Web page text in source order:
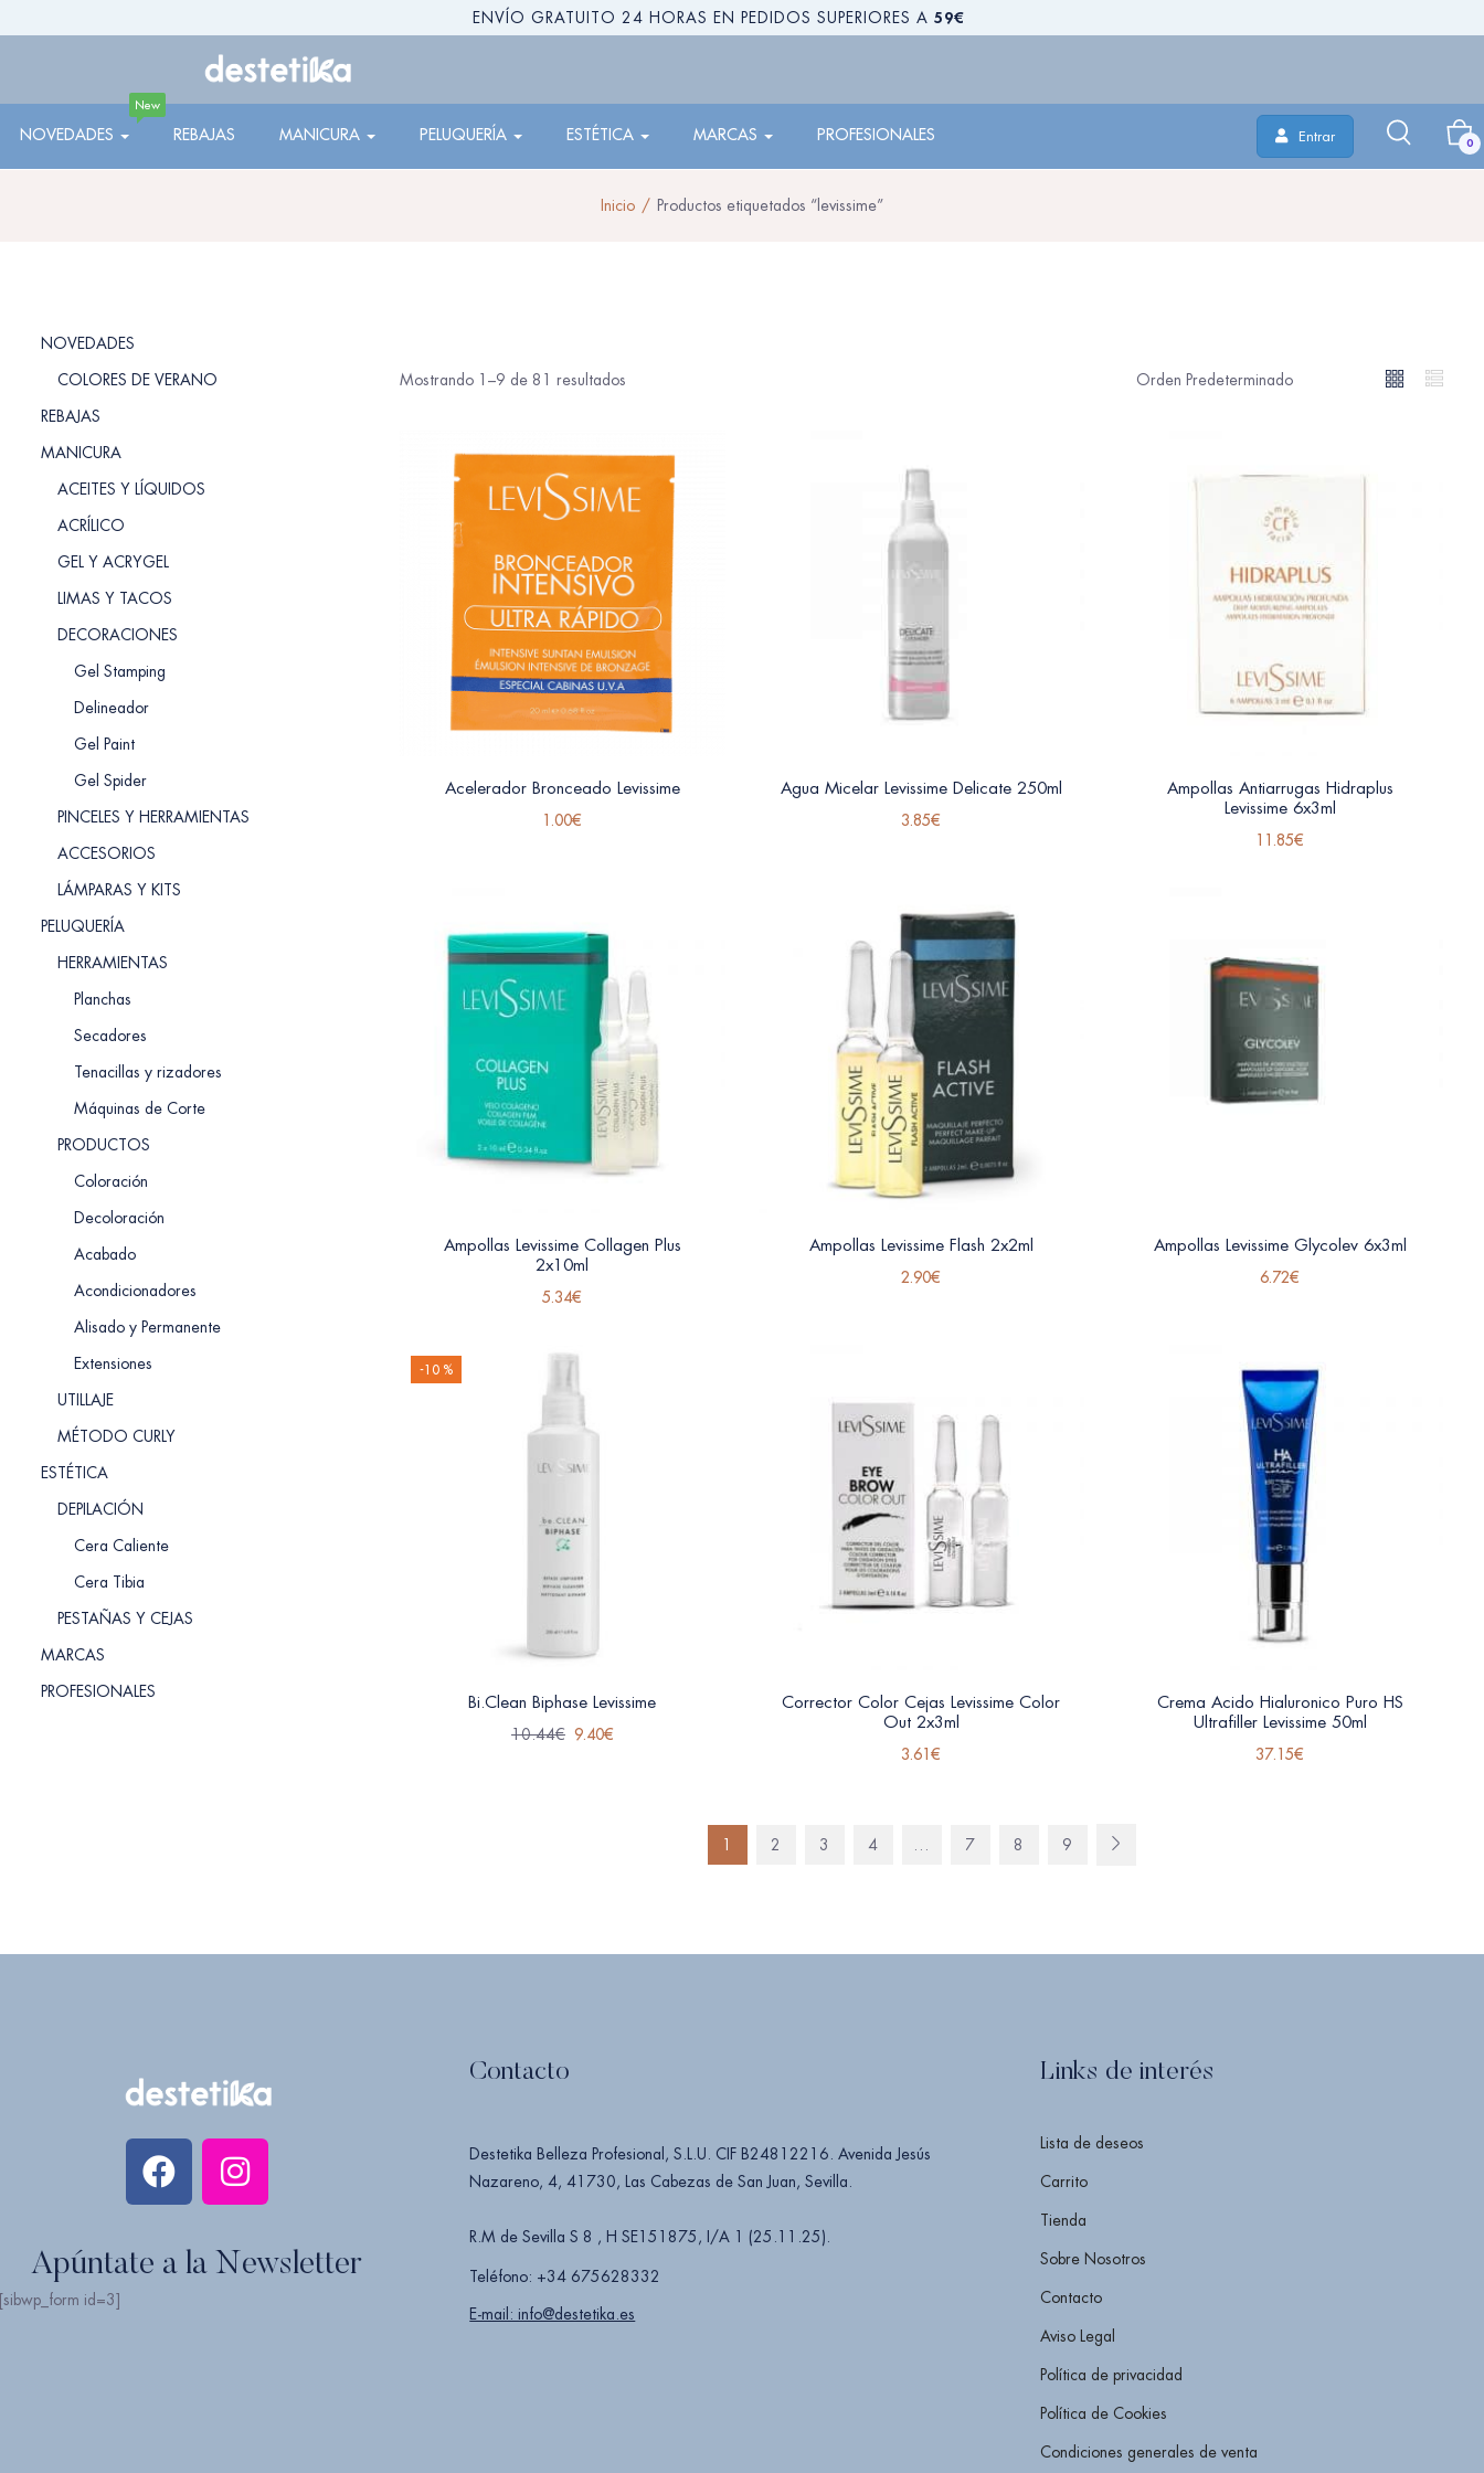
ENVÍO GRATUITO 24 HORAS EN PEDIDOS SUPERIORES A 59€
NOVEDADES
New
REBAJAS MANICURA PELUQUERÍA ESTÉTICA MARCAS PROFESIONALES Entrar 0
Inicio Productos etiquetados “levissime”
NOVEDADES
COLORES DE VERANO
REBAJAS
MANICURA
ACEITES Y LÍQUIDOS
ACRÍLICO
GEL Y ACRYGEL
LIMAS Y TACOS
DECORACIONES
Gel Stamping
Delineador
Gel Paint
Gel Spider
PINCELES Y HERRAMIENTAS
ACCESORIOS
LÁMPARAS Y KITS
PELUQUERÍA
HERRAMIENTAS
Planchas
Secadores
Tenacillas y rizadores
Máquinas de Corte
PRODUCTOS
Coloración
Decoloración
Acabado
Acondicionadores
Alisado y Permanente
Extensiones
UTILLAJE
MÉTODO CURLY
ESTÉTICA
DEPILACIÓN
Cera Caliente
Cera Tibia
PESTAÑAS Y CEJAS
MARCAS
PROFESIONALES
Mostrando 1–9 de 81 resultados
Acelerador Bronceado Levissime
1.00€
Agua Micelar Levissime Delicate 250ml
3.85€
Ampollas Antiarrugas Hidraplus
Levissime 6x3ml
11.85€
Ampollas Levissime Collagen Plus
2x10ml
5.34€
Ampollas Levissime Flash 2x2ml
2.90€
Ampollas Levissime Glycolev 6x3ml
6.72€
-10 %
Bi.Clean Biphase Levissime
10.44€ 9.40€
Corrector Color Cejas Levissime Color
Out 2x3ml
3.61€
Crema Acido Hialuronico Puro HS
Ultrafiller Levissime 50ml
37.15€
1 2 3 4 … 7 8 9
Apúntate a la Newsletter
id=3]
Contacto
Destetika Belleza Profesional, S.L.U. CIF B24812216. Avenida Jesús
Nazareno, 4, 41730, Las Cabezas de San Juan, Sevilla.
R.M de Sevilla S 8 , H SE151875, I/A 1 (25.11.25).
Teléfono: +34 675628332
E-mail: info@destetika.es
Links de interés
Lista de deseos
Carrito
Tienda
Sobre Nosotros
Contacto
Aviso Legal
Política de privacidad
Política de Cookies
Condiciones generales de venta